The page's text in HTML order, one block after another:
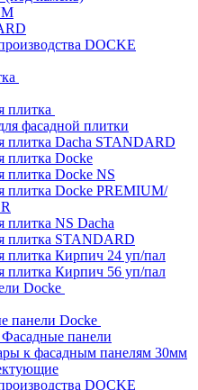
DOCKE
плитка
фасадной плитки
плитка Dacha STANDARD
плитка Docke
плитка Docke NS
плитка Docke PREMIUM/
плитка NS Dacha
плитка STANDARD
плитка Кирпич 24 уп/пал
плитка Кирпич 56 уп/пал
Docke
панели Docke
панели
к фасадным панелям 30мм
DOCKE